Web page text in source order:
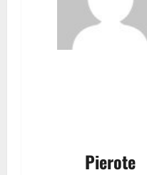
Pierote